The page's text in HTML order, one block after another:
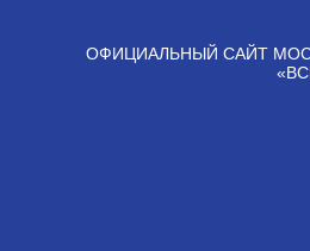
ОФИЦИАЛЬНЫЙ САЙТ